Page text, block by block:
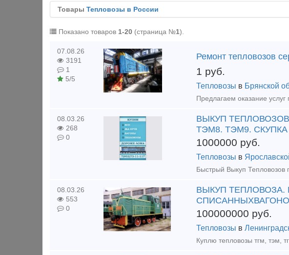
Товары Тепловозы в России
Показано товаров 1-20 (страница №1).
07.08.26
3191
1
5/5
Ремонт тепловозов
1 руб.
Тепловозы в Брянской
08.03.26
268
0
ВЫКУП
ТЭМ8. ТЭМ9.
1000000 руб.
Тепловозы в
08.03.26
553
0
ВЫКУП ТЕПЛОВОЗА.
100000000 руб.
Тепловозы в